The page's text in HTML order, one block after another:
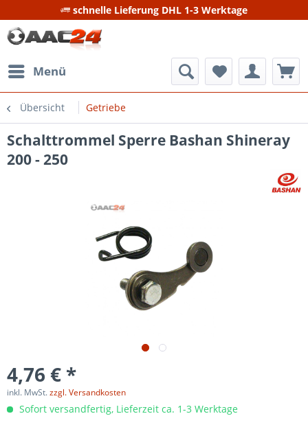
schnelle Lieferung DHL 1-3 Werktage
Menü
Übersicht Getriebe
Schalttrommel Sperre Bashan Shineray
200 - 250
4,76 € *
inkl. MwSt.zzgl. Versandkosten
Sofort versandfertig, Lieferzeit ca. 1-3 Werktage